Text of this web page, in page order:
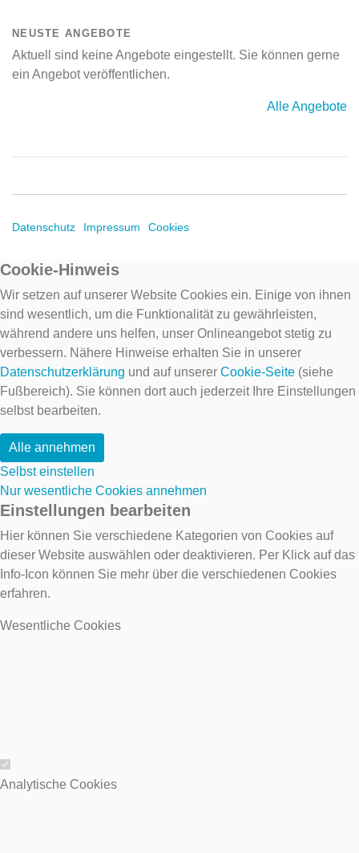
NEUSTE ANGEBOTE
Aktuell sind keine Angebote eingestellt. Sie können gerne
ein Angebot veröffentlichen.
Alle Angebote
Datenschutz Impressum Cookies
Cookie-Hinweis
Wir setzen auf unserer Website Cookies ein. Einige von ihnen
sind wesentlich, um die Funktionalität zu gewährleisten,
während andere uns helfen, unser Onlineangebot stetig zu
verbessern. Nähere Hinweise erhalten Sie in unserer
Datenschutzerklärung und auf unserer Cookie-Seite (siehe
Fußbereich). Sie können dort auch jederzeit Ihre Einstellungen
selbst bearbeiten.
Alle annehmen
Selbst einstellen
Nur wesentliche Cookies annehmen
Einstellungen bearbeiten
Hier können Sie verschiedene Kategorien von Cookies auf
dieser Website auswählen oder deaktivieren. Per Klick auf das
Info-Icon können Sie mehr über die verschiedenen Cookies
erfahren.
Wesentliche Cookies
Wesentliche Cookies
Analytische Cookies